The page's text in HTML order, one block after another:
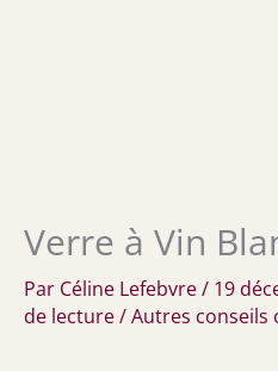
Verre à Vin
Par Céline Lefebvre/ 19
de lecture/Autres conseils